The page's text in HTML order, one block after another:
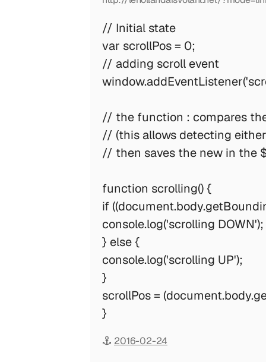
// Initial state
var scrollPos = 0;
// adding scroll event
// the function : compares
// (this allows detecting either
// then saves the new in the
function scrolling() {
if
console.log('scrolling DOWN');
} else {
console.log('scrolling UP');
}
scrollPos =
}
2016-02-24